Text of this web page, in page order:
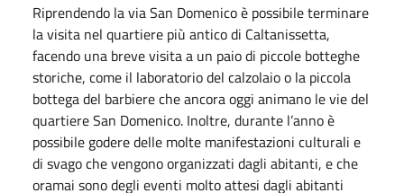
Riprendendo la via San Domenico è possibile terminare
la visita nel quartiere più antico di Caltanissetta,
facendo una breve visita a un paio di piccole botteghe
storiche, come il laboratorio del calzolaio o la piccola
bottega del barbiere che ancora oggi animano le vie del
quartiere San Domenico. Inoltre, durante l’anno è
possibile godere delle molte manifestazioni culturali e
di svago che vengono organizzati dagli abitanti, e che
oramai sono degli eventi molto attesi dagli abitanti